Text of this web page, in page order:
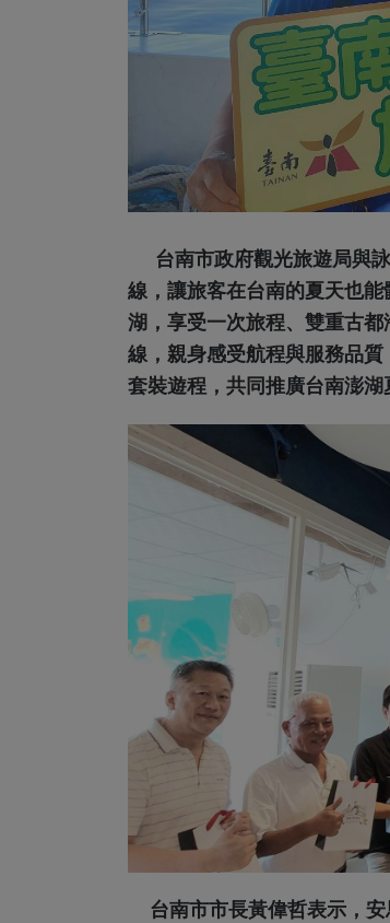
台南市政府觀光旅遊局與
線，讓旅客在台南的夏天也
湖，享受一次旅程、雙重古
線，親身感受航程與服務品
套裝遊程，共同推廣台南澎湖
台南市市長黃偉哲表示，安